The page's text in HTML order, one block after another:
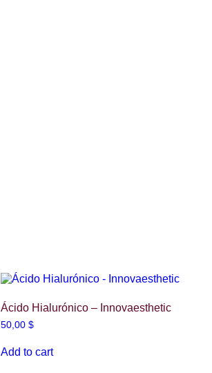
Ácido Hialurónico – Innovaesthetic
50,00 $
Add to cart